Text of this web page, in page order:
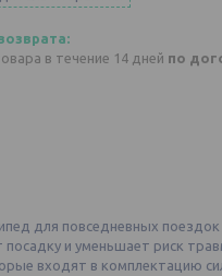
в течение 14 дней по
для повседневных
и уменьшает риск
входят в комплектацию